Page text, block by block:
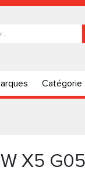
Catégorie
X5